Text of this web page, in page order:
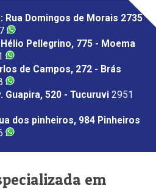
Rua Domingos de Morais 2735
Pellegrino, 775 - Moema
de Campos, 272 - Brás
Guapira, 520 - Tucuruvi 2951
dos pinheiros, 984 Pinheiros
em